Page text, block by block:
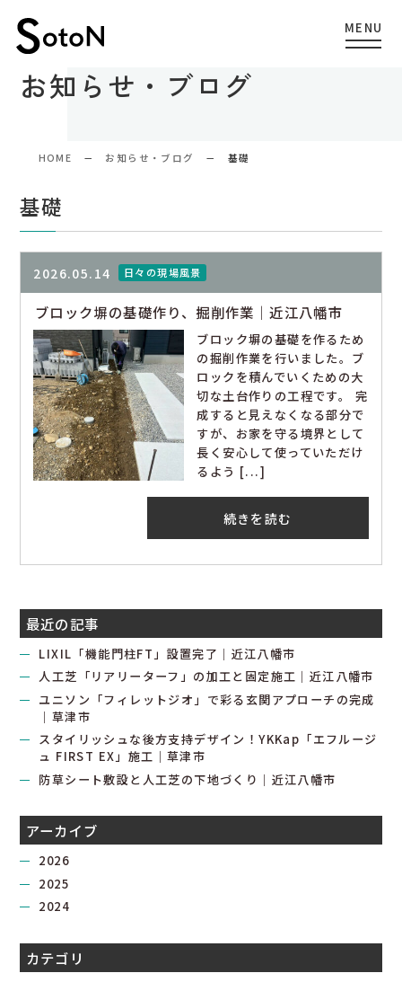
お知らせ・ブログ
HOME お知らせ・ブログ 基礎
基礎
2026.05.14 日々の現場風景
ブロック塀の基礎作り、掘削作業｜近江八幡市
ブロック塀の基礎を作るため
の掘削作業を行いました。ブ
ロックを積んでいくための大
切な土台作りの工程です。 完
成すると見えなくなる部分で
すが、お家を守る境界として
長く安心して使っていただけ
るよう [...]
続きを読む
最近の記事
LIXIL「機能門柱FT」設置完了｜近江八幡市
人工芝「リアリーターフ」の加工と固定施工｜近江八幡市
ユニソン「フィレットジオ」で彩る玄関アプローチの完成
｜草津市
スタイリッシュな後方支持デザイン！YKKap「エフルージ
ュ FIRST EX」施工｜草津市
防草シート敷設と人工芝の下地づくり｜近江八幡市
アーカイブ
2026
2025
2024
カテゴリ